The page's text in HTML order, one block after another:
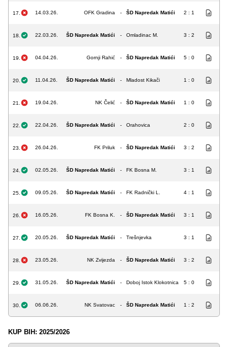
17. 14.03.26. OFK Gradina - ŠD Napredak Matići 2 : 1
18. 22.03.26. ŠD Napredak Matići - Omladinac M. 3 : 2
19. 04.04.26. Gornji Rahić - ŠD Napredak Matići 5 : 0
20. 11.04.26. ŠD Napredak Matići - Mladost Kikači 1 : 0
21. 19.04.26. NK Čelić - ŠD Napredak Matići 1 : 0
22. 22.04.26. ŠD Napredak Matići - Orahovica 2 : 0
23. 26.04.26. FK Priluk - ŠD Napredak Matići 3 : 2
24. 02.05.26. ŠD Napredak Matići - FK Bosna M. 3 : 1
25. 09.05.26. ŠD Napredak Matići - FK Radnički L. 4 : 1
26. 16.05.26. FK Bosna K. - ŠD Napredak Matići 3 : 1
27. 20.05.26. ŠD Napredak Matići - Trešnjevka 3 : 1
28. 23.05.26. NK Zvijezda - ŠD Napredak Matići 3 : 2
29. 31.05.26. ŠD Napredak Matići - Doboj Istok Klokotnica 5 : 0
30. 06.06.26. NK Svatovac - ŠD Napredak Matići 1 : 2
KUP BIH: 2025/2026